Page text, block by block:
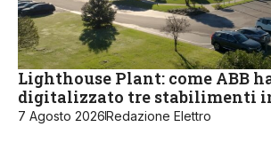
Lighthouse Plant: come ABB
digitalizzato tre stabilimenti
7 Agosto 2026Redazione Elettro